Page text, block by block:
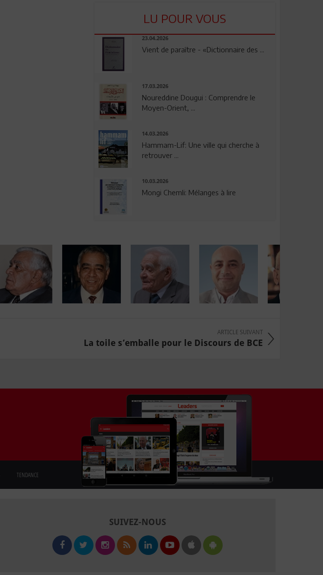
LU POUR VOUS
23.04.2026
Vient de paraître - «Dictionnaire des ...
17.03.2026
Noureddine Dougui : Comprendre le
Moyen-Orient, ...
14.03.2026
Hammam-Lif: Une ville qui cherche à
retrouver ...
10.03.2026
Mongi Chemli: Mélanges à lire
ARTICLE SUIVANT
La toile s’emballe pour le Discours de BCE
TENDANCE
SUIVEZ-NOUS